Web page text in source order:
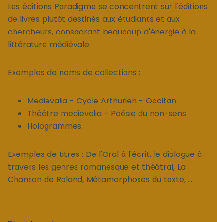
Les éditions Paradigme se concentrent sur l'éditions
de livres plutôt destinés aux étudiants et aux
chercheurs, consacrant beaucoup d'énergie à la
littérature médiévale.
Exemples de noms de collections :
Medievalia - Cycle Arthurien - Occitan
Théâtre medievalia - Poésie du non-sens
Hologrammes.
Exemples de titres : De l'Oral à l'écrit, le dialogue à
travers les genres romanesque et théâtral, La
Chanson de Roland, Métamorphoses du texte, ...